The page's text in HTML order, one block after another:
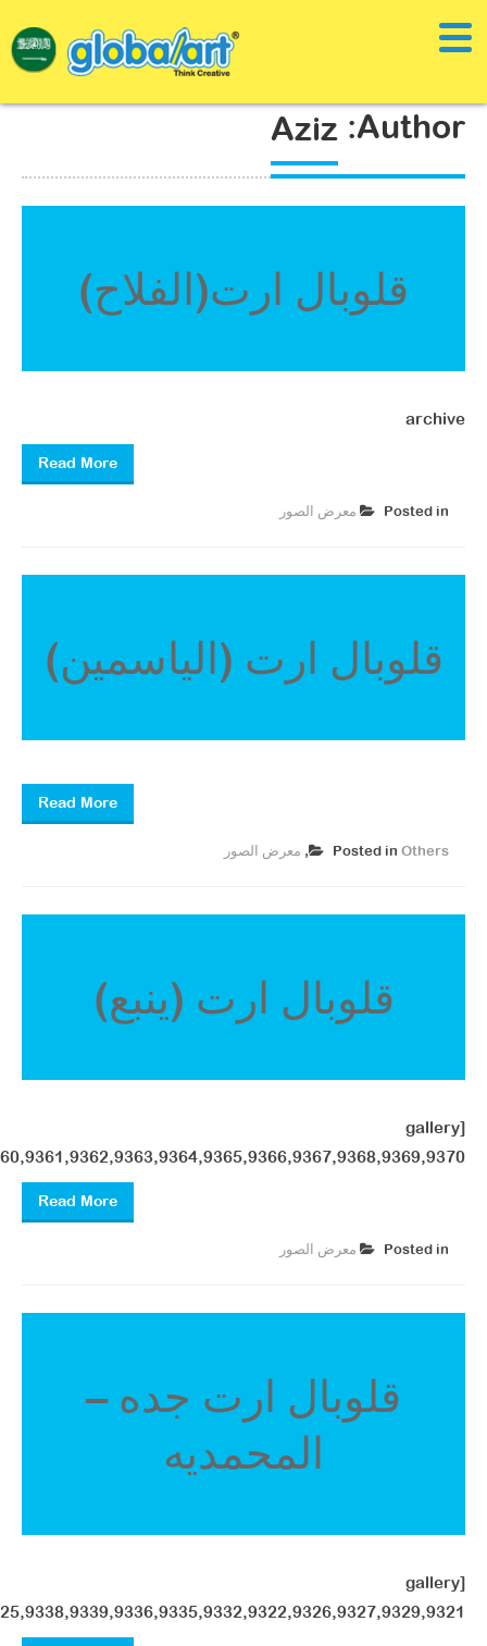
Author:
Aziz
قلوبال ارت(الفلاح)
archive
Read More
Posted in معرض الصور ​
قلوبال ارت (الياسمين)
Read More
Posted in Others
, معرض الصور ​
قلوبال ارت (ينبع)
[gallery
Read More
Posted in معرض الصور ​
قلوبال ارت جده –
المحمديه
[gallery